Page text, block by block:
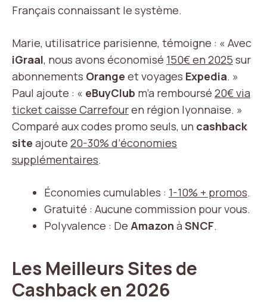
Français connaissant le système.
Marie, utilisatrice parisienne, témoigne : « Avec
iGraal, nous avons économisé 150€ en 2025 sur
abonnements Orange et voyages Expedia. »
Paul ajoute : « eBuyClub m’a remboursé 20€ via
ticket caisse Carrefouren région lyonnaise. »
Comparé aux codes promo seuls, un cashback
site ajoute 20-30% d’économies
supplémentaires.
Économies cumulables : 1-10% + promos.
Gratuité : Aucune commission pour vous.
Polyvalence : De Amazon à SNCF.
Les Meilleurs Sites de
Cashback en 2026